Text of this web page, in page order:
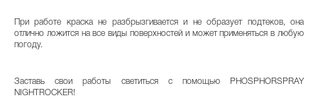
При работе краска не разбрызгивается и не образует подтеков, она
отлично ложится на все виды поверхностей и может применяться в любую
погоду.
Заставь свои работы светиться с помощью PHOSPHORSPRAY
NIGHTROCKER!